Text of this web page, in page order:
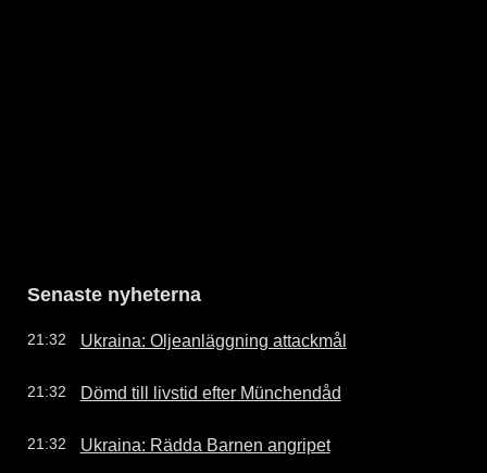
Senaste nyheterna
21:32 Ukraina: Oljeanläggning attackmål
21:32 Dömd till livstid efter Münchendåd
21:32 Ukraina: Rädda Barnen angripet